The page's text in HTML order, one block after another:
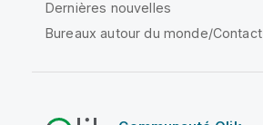
Dernières nouvelles
Bureaux autour du monde/Contact